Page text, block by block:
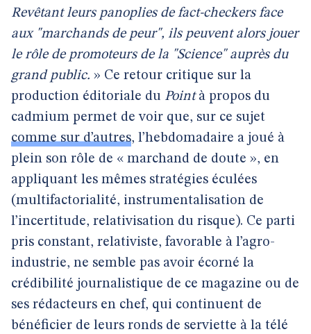
Revêtant leurs panoplies de fact-checkers face
aux "marchands de peur", ils peuvent alors jouer
le rôle de promoteurs de la "Science" auprès du
grand public. » Ce retour critique sur la
production éditoriale du Pointà propos du
cadmium permet de voir que, sur ce sujet
comme sur d’autres, l’hebdomadaire a joué à
plein son rôle de « marchand de doute », en
appliquant les mêmes stratégies éculées
(multifactorialité, instrumentalisation de
l’incertitude, relativisation du risque). Ce parti
pris constant, relativiste, favorable à l’agro-
industrie, ne semble pas avoir écorné la
crédibilité journalistique de ce magazine ou de
ses rédacteurs en chef, qui continuent de
bénéficier de leurs ronds de serviette à la télé